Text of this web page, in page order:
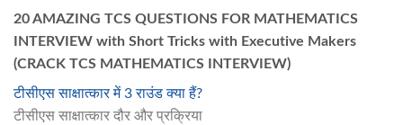
20 AMAZING TCS QUESTIONS FOR MATHEMATICS
INTERVIEW with Short Tricks with Executive Makers
(CRACK TCS MATHEMATICS INTERVIEW)
टीसीएस साक्षात्कार में 3 राउंड क्या हैं?
टीसीएस साक्षात्कार दौर और प्रक्रिया